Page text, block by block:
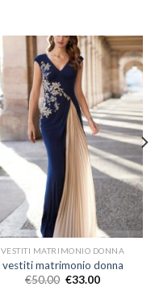
VESTITI MATRIMONIO DONNA
vestiti matrimonio donna
€50.00 €33.00